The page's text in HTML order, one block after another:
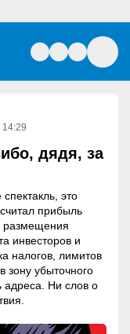
дядя, за
это
прибыль
размещения
инвесторов и
налогов, лимитов
зону убыточного
Ни слов о